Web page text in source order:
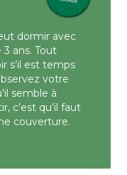
dormir avec
3 ans. Tout
s’il est temps
votre
semble à
c’est qu’il faut
couverture.